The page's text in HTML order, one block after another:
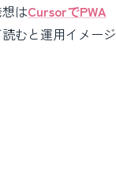
はCursorでPWA
むと運用イメージ